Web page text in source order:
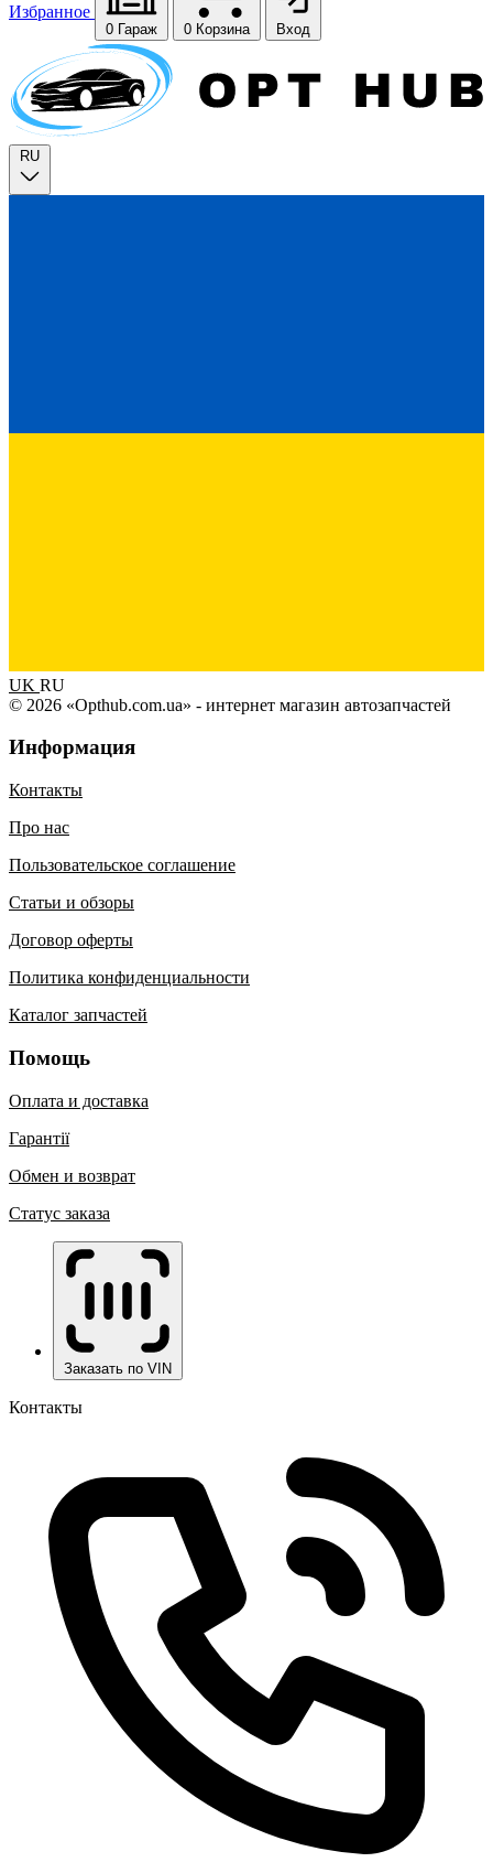
Избранное
0 Гараж 0 Корзина Вход
UK RU
© 2026 «Opthub.com.ua» - интернет магазин автозапчастей
Информация
Контакты
Про нас
Пользовательское соглашение
Статьи и обзоры
Договор оферты
Политика конфиденциальности
Каталог запчастей
Помощь
Оплата и доставка
Гарантії
Обмен и возврат
Статус заказа
Заказать по VIN
Контакты